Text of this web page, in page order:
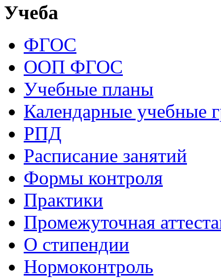
Учеба
ФГОС
ООП ФГОС
Учебные планы
Календарные учебные
РПД
Расписание занятий
Формы контроля
Практики
Промежуточная
О стипендии
Нормоконтроль